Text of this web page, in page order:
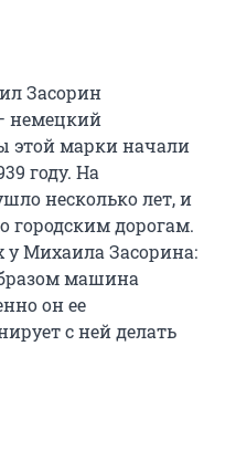
Засорин
немецкий
этой марки начали
году. На
несколько лет, и
городским дорогам.
у Михаила Засорина:
машина
он ее
с ней делать